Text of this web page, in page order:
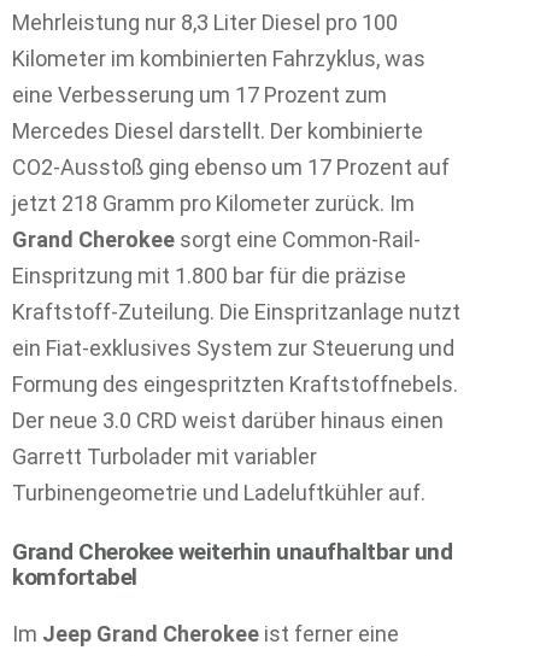
Mehrleistung nur 8,3 Liter Diesel pro 100
Kilometer im kombinierten Fahrzyklus, was
eine Verbesserung um 17 Prozent zum
Mercedes Diesel darstellt. Der kombinierte
CO2-Ausstoß ging ebenso um 17 Prozent auf
jetzt 218 Gramm pro Kilometer zurück. Im
Grand Cherokee sorgt eine Common-Rail-
Einspritzung mit 1.800 bar für die präzise
Kraftstoff-Zuteilung. Die Einspritzanlage nutzt
ein Fiat-exklusives System zur Steuerung und
Formung des eingespritzten Kraftstoffnebels.
Der neue 3.0 CRD weist darüber hinaus einen
Garrett Turbolader mit variabler
Turbinengeometrie und Ladeluftkühler auf.
Grand Cherokee weiterhin unaufhaltbar und
komfortabel
Im Jeep Grand Cherokee ist ferner eine